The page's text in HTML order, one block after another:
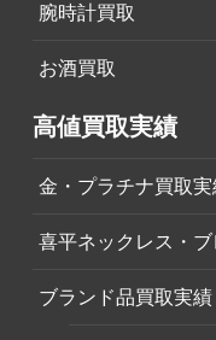
腕時計買取
お酒買取
高値買取実績
金・プラチナ買取実
喜平ネックレス・
ブランド品買取実績